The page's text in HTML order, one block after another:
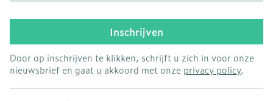
Inschrijven
Door op inschrijven te klikken, schrijft u zich in voor onze
nieuwsbrief en gaat u akkoord met onze privacy policy.